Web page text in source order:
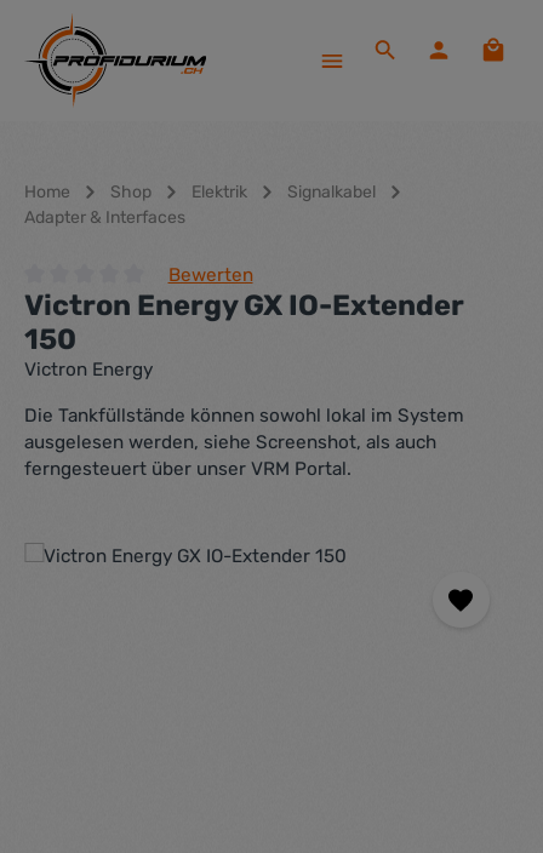
Zum Hauptinhalt springen
Home Shop Elektrik
Signalkabel
Adapter & Interfaces
Durchschnittliche Bewertung von 0 von 5 Sternen
Bewerten
Victron Energy GX IO-Extender
150
Victron Energy
Die Tankfüllstände können sowohl lokal im System
ausgelesen werden, siehe Screenshot, als auch
ferngesteuert über unser VRM Portal.
Bildergalerie überspringen